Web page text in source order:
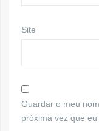
Site
Guardar o meu
próxima vez que eu